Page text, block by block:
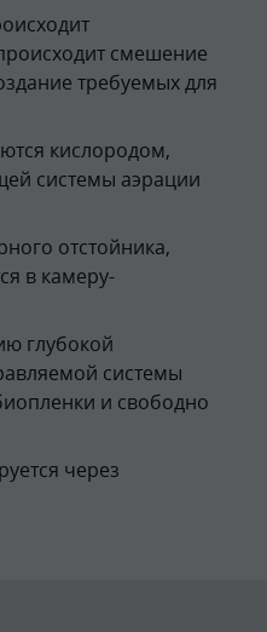
смешение
требуемых для
кислородом,
системы аэрации
отстойника,
в камеру-
глубокой
системы
и свободно
через